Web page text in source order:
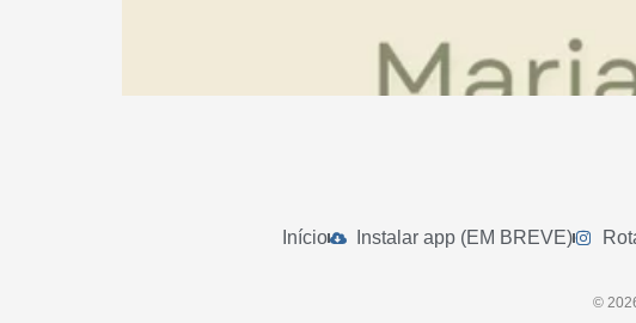
Início Instalar app (EM BREVE)
©